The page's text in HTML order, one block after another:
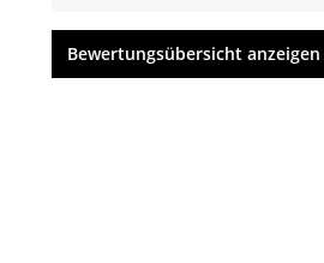
Bewertungsübersicht anzeigen